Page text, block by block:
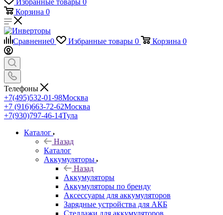
Избранные товары 0
Корзина 0
Сравнение0 Избранные товары 0 Корзина 0
Телефоны
+7(495)532-01-98Москва
+7 (916)663-72-62Москва
+7(930)797-46-14Тула
Каталог
Назад
Каталог
Аккумуляторы
Назад
Аккумуляторы
Аккумуляторы по бренду
Аксессуары для аккумуляторов
Зарядные устройства для АКБ
Стеллажи для аккумуляторов